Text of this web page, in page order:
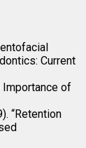
Current
Importance of
“Retention